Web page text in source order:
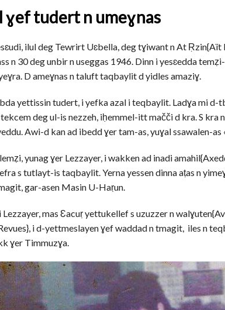
ɣef tudert n umeɣnas
ilul deg Tewrirt Uɛbella, deg tɣiwant n At Ṛzin{Aït
n 30 deg unbir n useggas 1946. Dinn i yesɛedda
D ameɣnas n taluft taqbaylit d yidles amaziɣ.
yettissin tudert, i yefka azal i teqbaylit. Ladɣa mi d-
tekcem deg ul-is nezzeh, iḥemmel-itt mačči d kra. S kra
Awi-d kan ad ibedd ɣer tam-as, yuɣal ssawalen-as
yunag ɣer Lezzayer, i wakken ad inadi
s tutlayt-is taqbaylit. Yerna yessen dinna aṭas n
gar-asen Masin U-Haṛun.
mas Ɛacuṛ yettukellef s uzuzzer n
i d-yettmeslayen ɣef waddad n tmagit, iles n
ɣer Timmuzɣa.